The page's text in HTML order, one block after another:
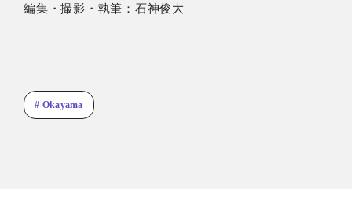
編集・撮影・執筆：石神俊大
# Okayama